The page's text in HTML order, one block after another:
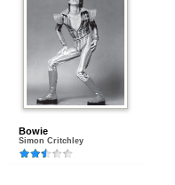
Bowie
Simon Critchley